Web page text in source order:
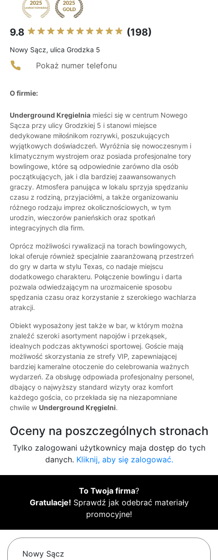
9.8 (198)
Nowy Sącz, ulica Grodzka 5
Pokaż numer telefonu
O firmie:
Underground Kręgielnia mieści się w centrum Nowego
Sącza przy ulicy Grodzkiej 5 i stanowi miejsce
dedykowane miłośnikom rozrywki, poszukujących
wyjątkowych doświadczeń. Wyróżnia się nowoczesnym i
klimatycznym wystrojem oraz posiada profesjonalne tory
bowlingowe, które są odpowiednie zarówno dla osób
początkujących, jak i dla bardziej zaawansowanych
graczy. Atmosfera panująca w lokalu sprzyja spędzaniu
czasu z rodziną, przyjaciółmi, a także organizowaniu
różnego rodzaju imprez okolicznościowych, w tym
urodzin, wieczorów panieńskich oraz spotkań
integracyjnych dla firm.
Oprócz możliwości rywalizacji na torach bowlingowych,
lokal oferuje również specjalnie zaaranżowaną przestrzeń
do gry w darta w stylu Texas, co nadaje miejscu
dodatkowego charakteru. Połączenie bowlingu i darta
pozwala odwiedzającym na urozmaicenie sposobu
spędzania czasu oraz korzystanie z szerokiego wachlarza
atrakcji.
Obiekt wyposażony jest także w bar, w którym można
znaleźć szeroki asortyment napojów i przekąsek,
idealnych podczas aktywności sportowej. Goście mają
możliwość skorzystania ze strefy VIP, zapewniającej
bardziej kameralne otoczenie do celebrowania ważnych
wydarzeń. Za obsługę odpowiada profesjonalny personel,
dbający o najwyższy standard wizyty oraz komfort
każdego gościa, co przekłada się na niezapomniane
chwile w Underground Kręgielni.
Oceny na poszczególnych stronach
Tylko zalogowani użytkownicy maja dostęp do tych
danych. Kliknij, aby się zalogować.
To Twoja firma?
Gratulacje! Sprawdź jak odebrać materiały
promocyjne!
Nowy Sącz